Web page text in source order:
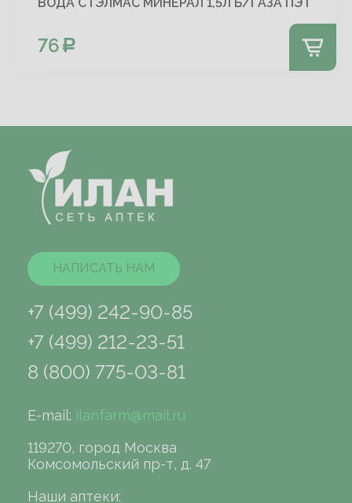
76
НАПИСАТЬ НАМ
+7 (499) 242-90-85
+7 (499) 212-23-51
8 (800) 775-03-81
E-mail: ilanfarm@mail.ru
119270, город Москва
Комсомольский пр-т, д. 47
Наши аптеки: